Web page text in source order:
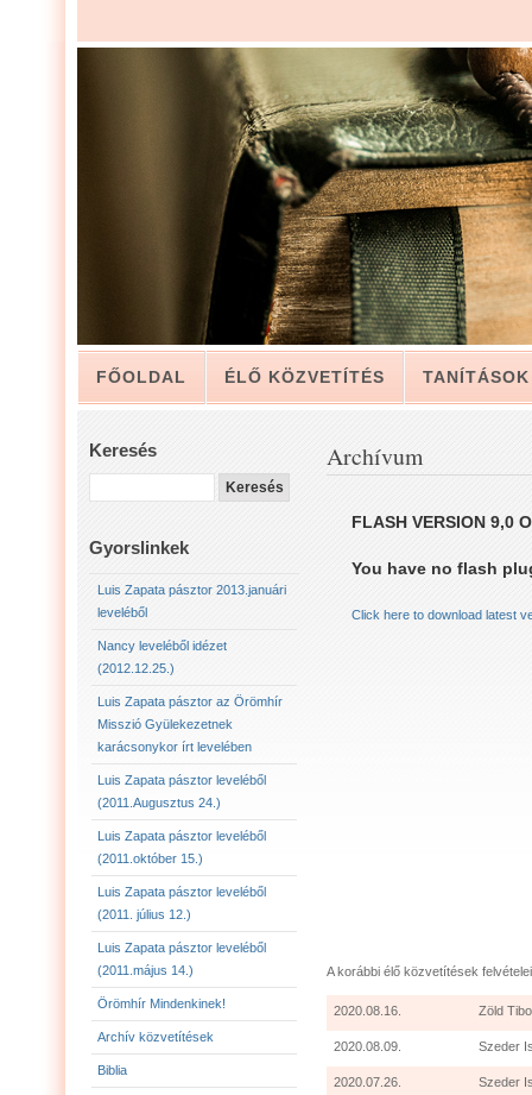
FŐOLDAL ÉLŐ KÖZVETÍTÉS TANÍTÁSOK
LUIS ZAPATA PÁSZTOR LEVELÉBŐL, A
LUIS ZAPATA PÁSZTOR LEVELÉBŐL
LUIS ZAPATA PÁSZTOR LEVELÉBŐL
LUIS ZAPATA PÁSZTOR AZ ÖRÖMHÍR MISSZIÓ
2012.12.25. NANCY LEVELÉBŐL IDÉZET:
Keresés
Gyorslinkek
Luis Zapata pásztor 2013.januári
leveléből
Nancy leveléből idézet
(2012.12.25.)
Luis Zapata pásztor az Örömhír
Misszió Gyülekezetnek
karácsonykor írt levelében
Luis Zapata pásztor leveléből
(2011.Augusztus 24.)
Luis Zapata pásztor leveléből
(2011.október 15.)
Luis Zapata pásztor leveléből
(2011. július 12.)
Luis Zapata pásztor leveléből
(2011.május 14.)
Örömhír Mindenkinek!
Archív közvetítések
Biblia
Archívum
FLASH VERSION 9,0
You have no flash
Click here to download latest
A korábbi élő közvetítések
2020.08.16. Zöld
2020.08.09. Szeder
2020.07.26. Szeder